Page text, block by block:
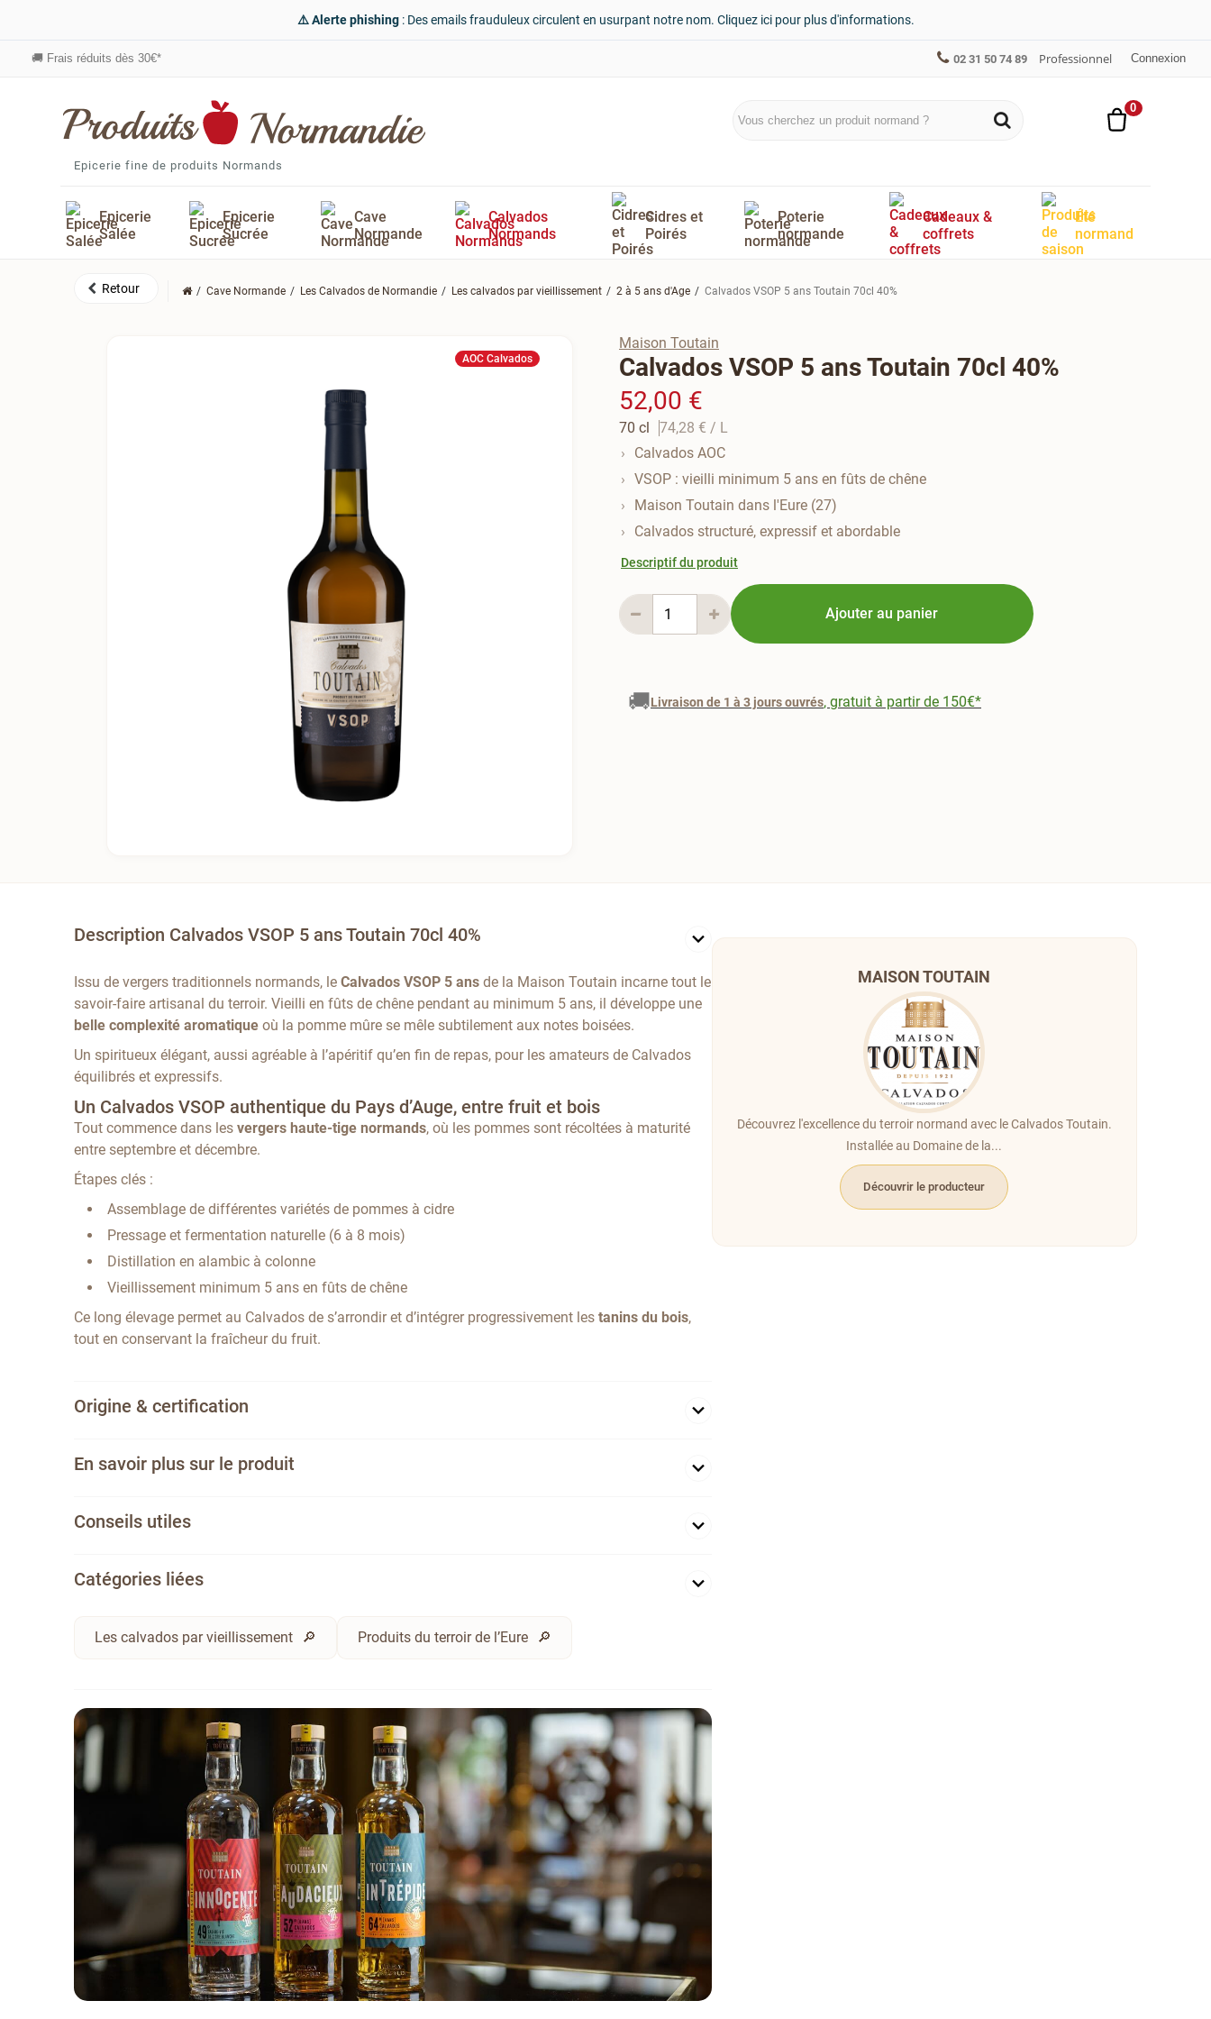
⚠️ Alerte phishing: Des emails frauduleux circulent en usurpant notre nom. Cliquez ici pour plus d'informations.
🚚 Frais réduits dès 30€* 02 31 50 74 89 Professionnel Connexion
Epicerie fine de produits Normands
0
Epicerie
Salée
Epicerie
Sucrée
Cave
Normande
Calvados
Normands
Cidres et
Poirés
Poterie
normande
Cadeaux &
coffrets
Été
normand
Cave Normande Les Calvados de Normandie Les calvados par vieillissement 2 à 5 ans d'Age Calvados VSOP 5 ans Toutain 70cl 40%
AOC Calvados
Maison Toutain
Calvados VSOP 5 ans Toutain 70cl 40%
52,00 €
70 cl 74,28 € / L
Calvados AOC
VSOP : vieilli minimum 5 ans en fûts de chêne
Maison Toutain dans l'Eure (27)
Calvados structuré, expressif et abordable
Descriptif du produit
Ajouter au panier
🚚Livraison de 1 à 3 jours ouvrés, gratuit à partir de 150€*
Description Calvados VSOP 5 ans Toutain 70cl 40%
Issu de vergers traditionnels normands, le Calvados VSOP 5 ans de la Maison Toutain incarne tout le
savoir-faire artisanal du terroir. Vieilli en fûts de chêne pendant au minimum 5 ans, il développe une
belle complexité aromatique où la pomme mûre se mêle subtilement aux notes boisées.
Un spiritueux élégant, aussi agréable à l’apéritif qu’en fin de repas, pour les amateurs de Calvados
équilibrés et expressifs.
Un Calvados VSOP authentique du Pays d’Auge, entre fruit et bois
Tout commence dans lesvergers haute-tige normands, où les pommes sont récoltées à maturité
entre septembre et décembre.
Étapes clés :
Assemblage de différentes variétés de pommes à cidre
Pressage et fermentation naturelle (6 à 8 mois)
Distillation en alambic à colonne
Vieillissement minimum 5 ans en fûts de chêne
Ce long élevage permet au Calvados de s’arrondir et d’intégrer progressivement lestanins du bois,
tout en conservant la fraîcheur du fruit.
Origine & certification
En savoir plus sur le produit
Conseils utiles
Catégories liées
Les calvados par vieillissement Produits du terroir de l’Eure
MAISON TOUTAIN
Découvrez l'excellence du terroir normand avec le Calvados Toutain.
Installée au Domaine de la...
Découvrir le producteur